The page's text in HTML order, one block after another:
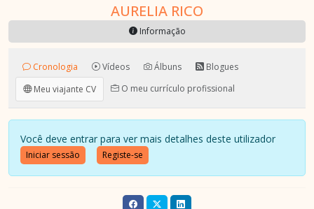
AURELIA RICO
Informação
Cronologia Vídeos Álbuns
Blogues
Meu viajante CV
O meu currículo profissional
Você deve entrar para ver mais detalhes deste utilizador
Iniciar sessão Registe-se